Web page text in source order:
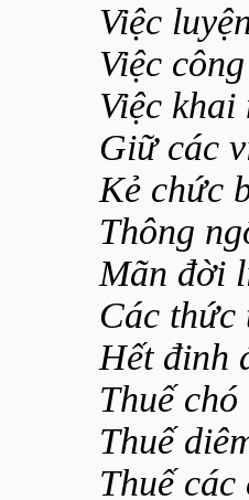
Việc
Việc
Việc khai
Giữ các
Kẻ chức
Thông
Mãn đời
Các thức
Hết đinh
Thuế
Thuế
Thuế